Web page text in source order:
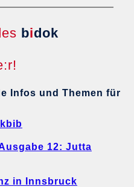
bidok
Infos und Themen für
12: Jutta
in Innsbruck